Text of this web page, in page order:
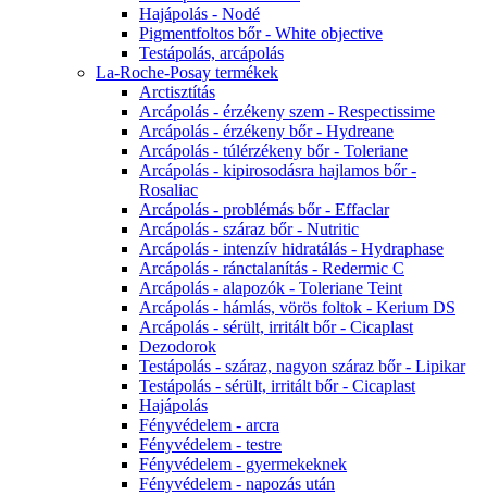
Hajápolás - Nodé
Pigmentfoltos bőr - White objective
Testápolás, arcápolás
La-Roche-Posay termékek
Arctisztítás
Arcápolás - érzékeny szem - Respectissime
Arcápolás - érzékeny bőr - Hydreane
Arcápolás - túlérzékeny bőr - Toleriane
Arcápolás - kipirosodásra hajlamos bőr -
Rosaliac
Arcápolás - problémás bőr - Effaclar
Arcápolás - száraz bőr - Nutritic
Arcápolás - intenzív hidratálás - Hydraphase
Arcápolás - ránctalanítás - Redermic C
Arcápolás - alapozók - Toleriane Teint
Arcápolás - hámlás, vörös foltok - Kerium DS
Arcápolás - sérült, irritált bőr - Cicaplast
Dezodorok
Testápolás - száraz, nagyon száraz bőr - Lipikar
Testápolás - sérült, irritált bőr - Cicaplast
Hajápolás
Fényvédelem - arcra
Fényvédelem - testre
Fényvédelem - gyermekeknek
Fényvédelem - napozás után